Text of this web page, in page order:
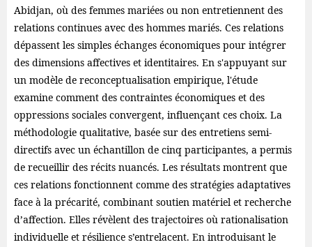
Abidjan, où des femmes mariées ou non entretiennent des
relations continues avec des hommes mariés. Ces relations
dépassent les simples échanges économiques pour intégrer
des dimensions affectives et identitaires. En s'appuyant sur
un modèle de reconceptualisation empirique, l'étude
examine comment des contraintes économiques et des
oppressions sociales convergent, influençant ces choix. La
méthodologie qualitative, basée sur des entretiens semi-
directifs avec un échantillon de cinq participantes, a permis
de recueillir des récits nuancés. Les résultats montrent que
ces relations fonctionnent comme des stratégies adaptatives
face à la précarité, combinant soutien matériel et recherche
d’affection. Elles révèlent des trajectoires où rationalisation
individuelle et résilience s’entrelacent. En introduisant le